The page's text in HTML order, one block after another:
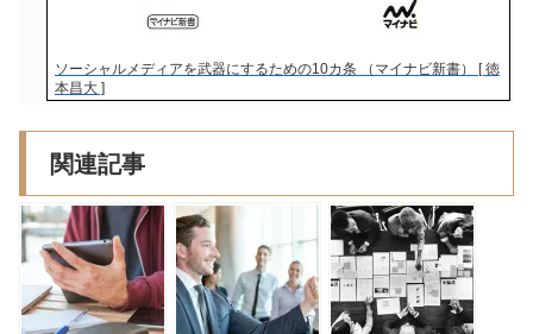
ソーシャルメディアを武器にするための10カ条 （マイナビ新書） [ 徳
本昌大 ]
関連記事